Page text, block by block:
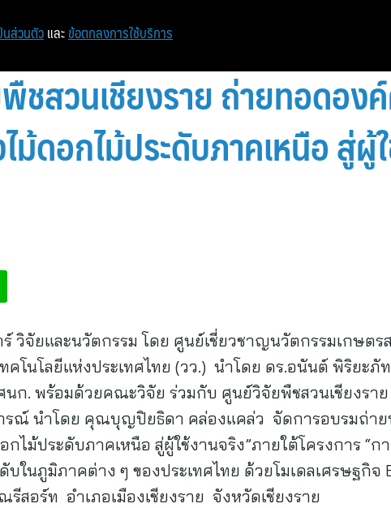
ชสวนเชียงราย ถ่ายทอดอง
ดอกไม้ประดับภาคเหนือ สู่ผู้
วิจัยและนวัตกรรม โดย ศูนย์เชี่ยวชาญนวัตกรรมเกษตร
โนโลยีแห่งประเทศไทย (วว.) นำโดย ดร.อนันต์ พิริยะภั
ก. พร้อมด้วยคณะวิจัย ร่วมกับ ศูนย์วิจัยพืชสวนเชียงราย
รณ์ นำโดย คุณบุญปิยธิดา คล่องแคล่ว จัดการอบรมถ่า
กไม้ประดับภาคเหนือ สู่ผู้ใช้งานจริง”ภายใต้โครงการ “ก
ในภูมิภาคต่าง ๆ ของประเทศไทย ด้วยโมเดลเศรษฐกิจ
สอร์ท อำเภอเมืองเชียงราย จังหวัดเชียงราย
นส่วนตัว และ ข้อตกลงการใช้บริการ